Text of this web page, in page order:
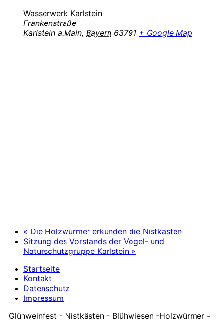
Wasserwerk Karlstein
Frankenstraße
Karlstein a.Main, Bayern 63791 + Google Map
« Die Holzwürmer erkunden die Nistkästen
Sitzung des Vorstands der Vogel- und
Naturschutzgruppe Karlstein »
Startseite
Kontakt
Datenschutz
Impressum
Glühweinfest - Nistkästen - Blühwiesen -Holzwürmer -